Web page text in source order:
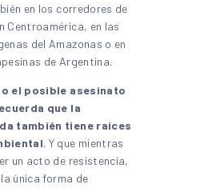
en los corredores de
Centroamérica, en las
del Amazonas o en
de Argentina.
el posible asesinato
que la
también tiene raíces
. Y que mientras
un acto de resistencia,
única forma de